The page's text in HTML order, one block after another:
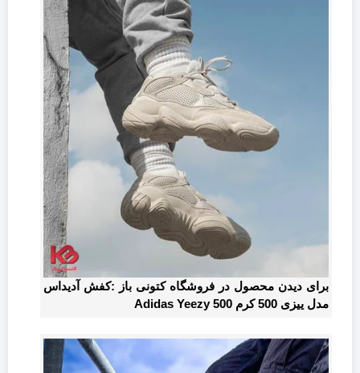
برای دیدن محصول در فروشگاه کتونی باز :کفش آدیداس
مدل ییزی 500 کرم Adidas Yeezy 500